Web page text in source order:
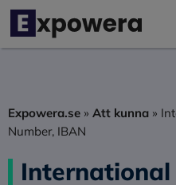
Hoppa
innehåll
Expowera.se » Att kunna »
Number, IBAN